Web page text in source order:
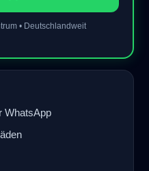
• Deutschlandweit
WhatsApp